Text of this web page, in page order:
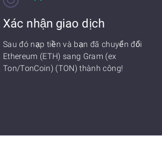
Xác nhận giao dịch
Sau đó nạp tiền và bạn đã chuyển đổi
Ethereum (ETH) sang Gram (ex
Ton/TonCoin) (TON) thành công!